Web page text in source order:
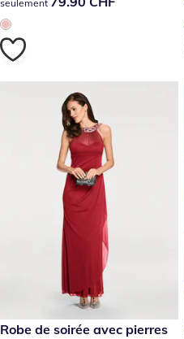
seulement
299.00 CHF
Robe de soirée avec pierres